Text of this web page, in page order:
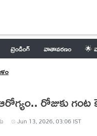
ట్రెండింగ్ వాతావరణం 🌟
రోజుకు
Jun 13, 2026, 03:06 IST